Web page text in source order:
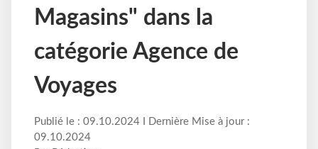
Magasins" dans la
catégorie Agence de
Voyages
Publié le : 09.10.2024 I Dernière Mise à jour :
09.10.2024